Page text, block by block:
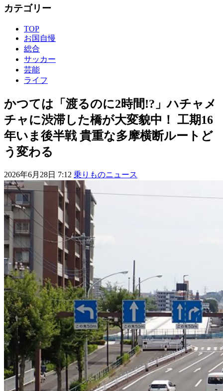
カテゴリー
TOP
お国自慢
総合
サッカー
芸能
ライフ
かつては「渡るのに2時間!?」ハチャメ
チャに渋滞した橋が大変貌中！ 工期16
年いま後半戦 貴重な多摩横断ルートど
う変わる
2026年6月28日 7:12 乗りものニュース